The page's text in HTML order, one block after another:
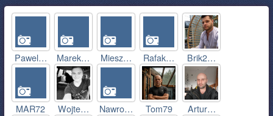
Pawel… Marek… Miesz… Rafak… Brik2…
MAR72 Wojte… Nawro… Tom79 Artur…